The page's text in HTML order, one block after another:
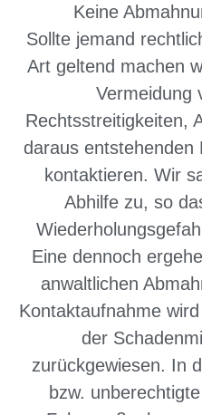
Keine
Sollte jemand
Art geltend machen
Vermeidung
Rechtsstreitigkeiten,
daraus entstehenden
kontaktieren. Wir
Abhilfe zu, so
Eine dennoch
anwaltlichen
Kontaktaufnahme
der
zurückgewiesen. In
bzw.